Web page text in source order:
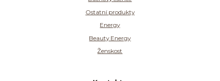
Ostatní produkty
Energy
Beauty Energy
Ženskost